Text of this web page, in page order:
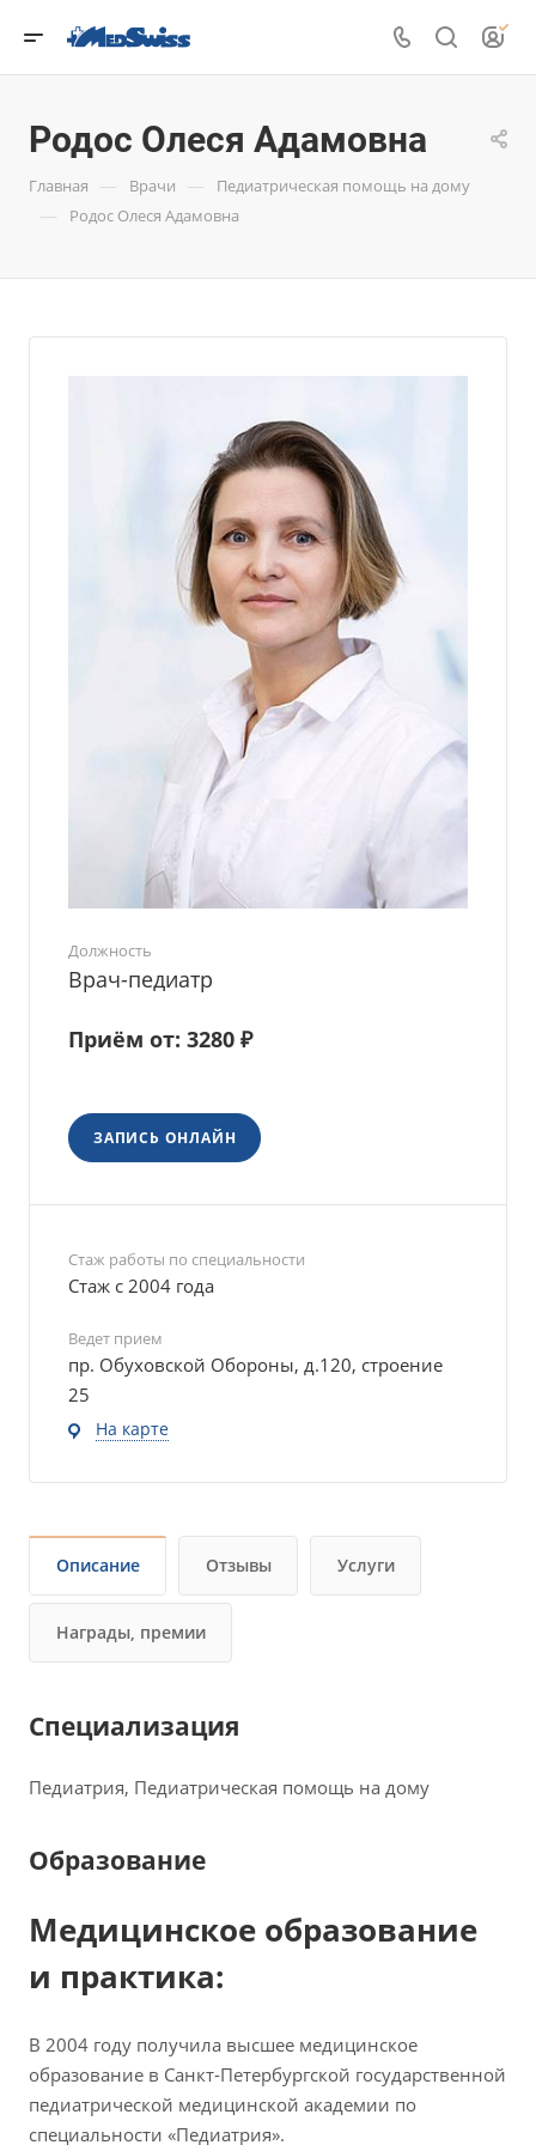
Родос Олеся Адамовна
Главная — Врачи — Педиатрическая помощь на дому
— Родос Олеся Адамовна
Должность
Врач-педиатр
Приём от: 3280 ₽
ЗАПИСЬ ОНЛАЙН
Стаж работы по специальности
Стаж с 2004 года
Ведет прием
пр. Обуховской Обороны, д.120, строение
25
На карте
Описание Отзывы Услуги
Награды, премии
Специализация
Педиатрия, Педиатрическая помощь на дому
Образование
Медицинское образование
и практика:
В 2004 году получила высшее медицинское
образование в Санкт-Петербургской государственной
педиатрической медицинской академии по
специальности «Педиатрия».